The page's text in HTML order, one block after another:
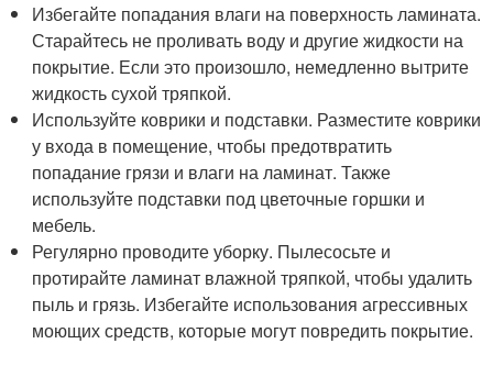
Избегайте попадания влаги на поверхность ламината.
Старайтесь не проливать воду и другие жидкости на
покрытие. Если это произошло, немедленно вытрите
жидкость сухой тряпкой.
Используйте коврики и подставки. Разместите коврики
у входа в помещение, чтобы предотвратить
попадание грязи и влаги на ламинат. Также
используйте подставки под цветочные горшки и
мебель.
Регулярно проводите уборку. Пылесосьте и
протирайте ламинат влажной тряпкой, чтобы удалить
пыль и грязь. Избегайте использования агрессивных
моющих средств, которые могут повредить покрытие.